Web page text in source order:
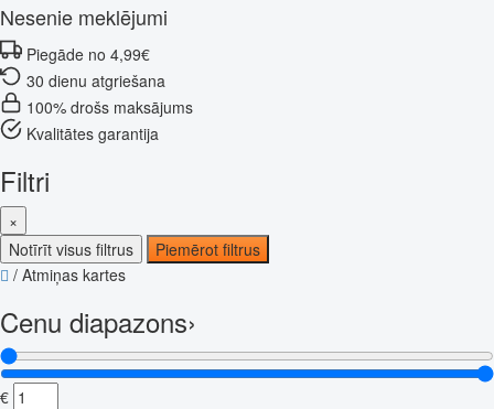
Nesenie meklējumi
Piegāde no 4,99€
30 dienu atgriešana
100% drošs maksājums
Kvalitātes garantija
Filtri
×
Notīrīt visus filtrus
Piemērot filtrus
/ Atmiņas kartes
Cenu diapazons›
€